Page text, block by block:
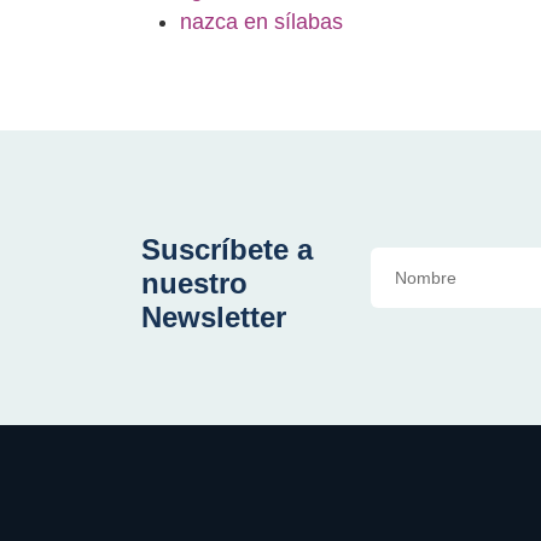
nazca en sílabas
Suscríbete a
nuestro
Newsletter